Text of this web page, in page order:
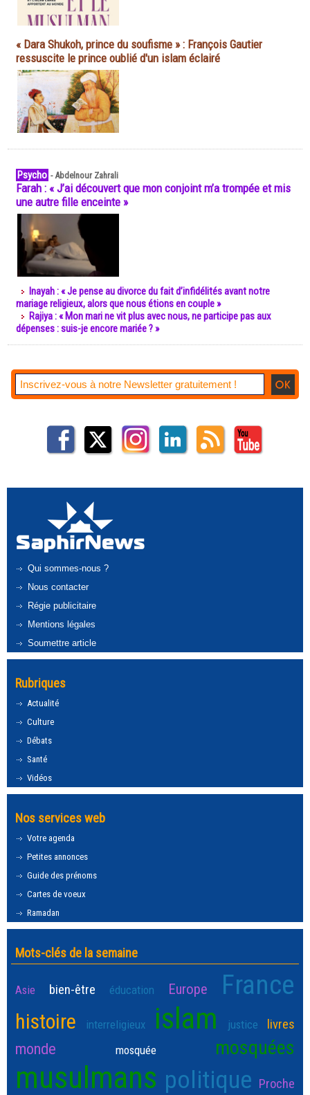
« Dara Shukoh, prince du soufisme » : François Gautier
ressuscite le prince oublié d'un islam éclairé
Psycho -Abdelnour Zahrali
Farah : « J’ai découvert que mon conjoint m’a trompée et mis
une autre fille enceinte »
Inayah : « Je pense au divorce du fait d’infidélités avant notre
mariage religieux, alors que nous étions en couple »
Rajiya : « Mon mari ne vit plus avec nous, ne participe pas aux
dépenses : suis-je encore mariée ? »
Qui sommes-nous ?
Nous contacter
Régie publicitaire
Mentions légales
Soumettre article
Rubriques
Actualité
Culture
Débats
Santé
Vidéos
Nos services web
Votre agenda
Petites annonces
Guide des prénoms
Cartes de voeux
Ramadan
Mots-clés de la semaine
Asie bien-être éducation Europe France
histoire interreligieux islam justice livres
monde mosquée mosquées
musulmans politique Proche